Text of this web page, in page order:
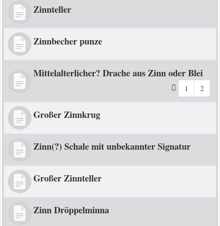
Zinnteller
Zinnbecher punze
Mittelalterlicher? Drache aus Zinn oder Blei
1 2
Großer Zinnkrug
Zinn(?) Schale mit unbekannter Signatur
Großer Zinnteller
Zinn Dröppelminna